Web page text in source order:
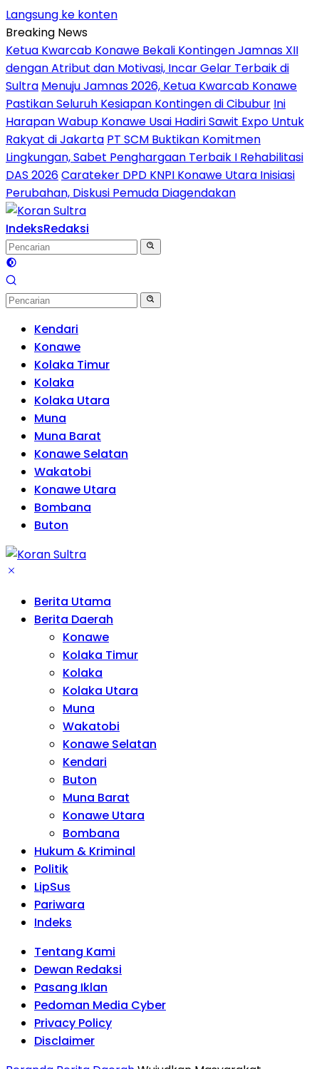
Langsung ke konten
Breaking News
Ketua Kwarcab Konawe Bekali Kontingen Jamnas XII
dengan Atribut dan Motivasi, Incar Gelar Terbaik di
Sultra Menuju Jamnas 2026, Ketua Kwarcab Konawe
Pastikan Seluruh Kesiapan Kontingen di Cibubur Ini
Harapan Wabup Konawe Usai Hadiri Sawit Expo Untuk
Rakyat di Jakarta PT SCM Buktikan Komitmen
Lingkungan, Sabet Penghargaan Terbaik I Rehabilitasi
DAS 2026Carateker DPD KNPI Konawe Utara Inisiasi
Perubahan, Diskusi Pemuda Diagendakan
IndeksRedaksi
Kendari
Konawe
Kolaka Timur
Kolaka
Kolaka Utara
Muna
Muna Barat
Konawe Selatan
Wakatobi
Konawe Utara
Bombana
Buton
Berita Utama
Berita Daerah
Konawe
Kolaka Timur
Kolaka
Kolaka Utara
Muna
Wakatobi
Konawe Selatan
Kendari
Buton
Muna Barat
Konawe Utara
Bombana
Hukum & Kriminal
Politik
LipSus
Pariwara
Indeks
Tentang Kami
Dewan Redaksi
Pasang Iklan
Pedoman Media Cyber
Privacy Policy
Disclaimer